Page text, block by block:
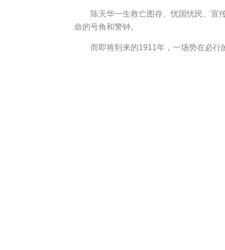
陈天华一生救亡图存、忧国忧民、宣
命的号角和警钟。
而即将到来的1911年，一场势在必